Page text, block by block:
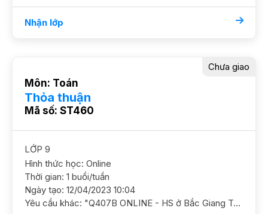
Nhận lớp
Môn: Toán
Thỏa thuận
Mã số: ST460
Chưa giao
LỚP 9
Hình thức học: Online
Thời gian: 1 buổi/tuần
Ngày tạo: 12/04/2023 10:04
Yêu cầu khác: "Q407B ONLINE - HS ở Bắc Giang Toán 9/ HS nam/ HL Khá Giỏi HS đang đạt 9đ Cần GS ôn kiến thức nâng cao và luyện đề thêm Mục tiêu Chuyên Toán YC GS nam nữ ok, yc có kn"